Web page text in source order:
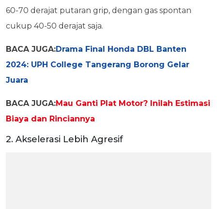
60-70 derajat putaran grip, dengan gas spontan
cukup 40-50 derajat saja.
BACA JUGA:Drama Final Honda DBL Banten
2024: UPH College Tangerang Borong Gelar
Juara
BACA JUGA:Mau Ganti Plat Motor? Inilah Estimasi
Biaya dan Rinciannya
2. Akselerasi Lebih Agresif